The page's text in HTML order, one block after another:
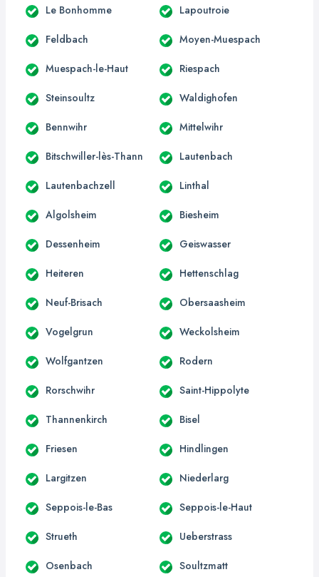
Le Bonhomme Lapoutroie
Feldbach Moyen-Muespach
Muespach-le-Haut Riespach
Steinsoultz Waldighofen
Bennwihr Mittelwihr
Bitschwiller-lès-Thann Lautenbach
Lautenbachzell Linthal
Algolsheim Biesheim
Dessenheim Geiswasser
Heiteren Hettenschlag
Neuf-Brisach Obersaasheim
Vogelgrun Weckolsheim
Wolfgantzen Rodern
Rorschwihr Saint-Hippolyte
Thannenkirch Bisel
Friesen Hindlingen
Largitzen Niederlarg
Seppois-le-Bas Seppois-le-Haut
Strueth Ueberstrass
Osenbach Soultzmatt